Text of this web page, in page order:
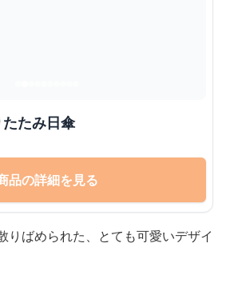
たみ日傘
品の詳細を見る
りばめられた、とても可愛いデザイ